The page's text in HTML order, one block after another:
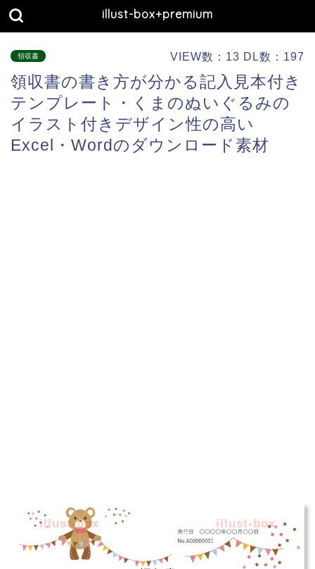
illust-box+premium
領収書 VIEW数：13 DL数：197
領収書の書き方が分かる記入見本付き
テンプレート・くまのぬいぐるみの
イラスト付きデザイン性の高い
Excel・Wordのダウンロード素材
illust-box illust-box